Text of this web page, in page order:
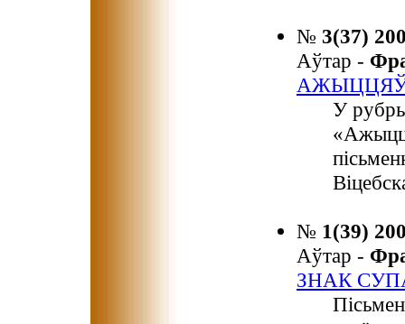
№ 3(37)
Аўтар -
У
№ 1(39)
Аўтар -
ЗНАК